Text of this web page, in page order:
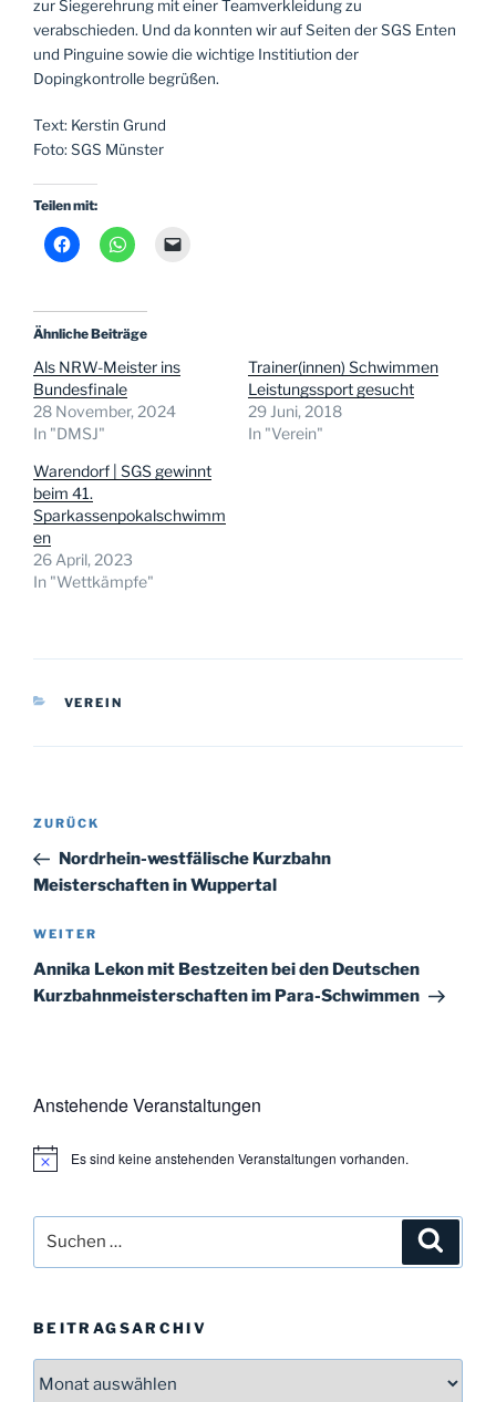
zur Siegerehrung mit einer Teamverkleidung zu
verabschieden. Und da konnten wir auf Seiten der SGS Enten
und Pinguine sowie die wichtige Institiution der
Dopingkontrolle begrüßen.
Text: Kerstin Grund
Foto: SGS Münster
Teilen mit:
Ähnliche Beiträge
Als NRW-Meister ins
Bundesfinale
28 November, 2024
In "DMSJ"
Trainer(innen) Schwimmen
Leistungssport gesucht
29 Juni, 2018
In "Verein"
Warendorf | SGS gewinnt
beim 41.
Sparkassenpokalschwimm
en
26 April, 2023
In "Wettkämpfe"
KATEGORIEN
VEREIN
Beitragsnavigation
Vorheriger
Beitrag
ZURÜCK
Nordrhein-westfälische Kurzbahn
Meisterschaften in Wuppertal
Nächster
Beitrag
WEITER
Annika Lekon mit Bestzeiten bei den Deutschen
Kurzbahnmeisterschaften im Para-Schwimmen
Anstehende Veranstaltungen
H
w
s
Es sind keine anstehenden Veranstaltungen vorhanden.
nach:
BEITRAGSARCHIV